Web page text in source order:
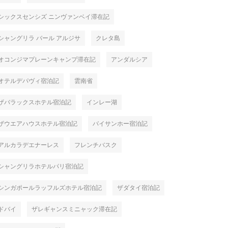
ックスセンシズ ニンヴァンベイ滞在記
ャングリラ バール アルジサ クレタ島
コンジマプレーンキャンプ滞在記 アンダルシア
テルデパヴィ宿泊記 雲南省
バラックスホテル宿泊記 インレー湖
ウエアハウスホテル宿泊記 バイサンホー宿泊記
ルカラデエナーレス フレンチバスク
ャングリラホテルパリ宿泊記
ンガポールラッフルズホテル宿泊記 ザダタイ宿泊記
バイ ザレギャンスミニャック滞在記